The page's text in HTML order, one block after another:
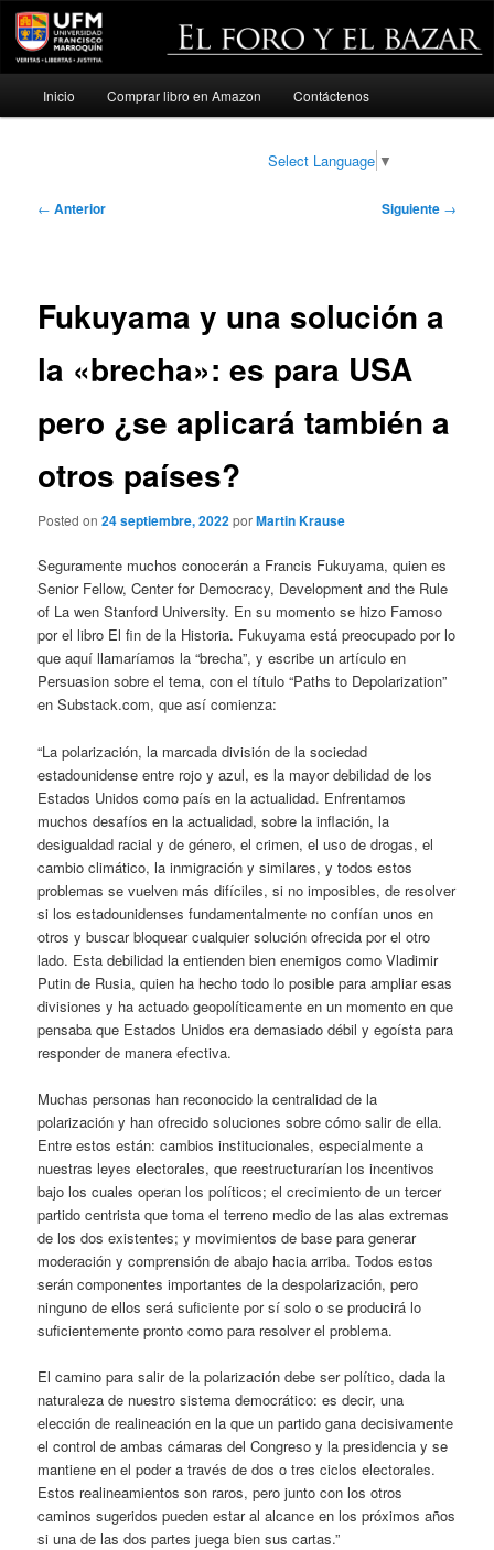
Ir
Inicio Comprar libro en Amazon Contáctenos
Select Language ▼
Navegación
← Anterior Siguiente →
Fukuyama y una solución a
la «brecha»: es para USA
pero ¿se aplicará también a
otros países?
Posted on24 septiembre, 2022porMartin Krause
Seguramente muchos conocerán a Francis Fukuyama, quien es
Senior Fellow, Center for Democracy, Development and the Rule
of La wen Stanford University. En su momento se hizo Famoso
por el libro El fin de la Historia. Fukuyama está preocupado por lo
que aquí llamaríamos la “brecha”, y escribe un artículo en
Persuasion sobre el tema, con el título “Paths to Depolarization”
en Substack.com, que así comienza:
“La polarización, la marcada división de la sociedad
estadounidense entre rojo y azul, es la mayor debilidad de los
Estados Unidos como país en la actualidad. Enfrentamos
muchos desafíos en la actualidad, sobre la inflación, la
desigualdad racial y de género, el crimen, el uso de drogas, el
cambio climático, la inmigración y similares, y todos estos
problemas se vuelven más difíciles, si no imposibles, de resolver
si los estadounidenses fundamentalmente no confían unos en
otros y buscar bloquear cualquier solución ofrecida por el otro
lado. Esta debilidad la entienden bien enemigos como Vladimir
Putin de Rusia, quien ha hecho todo lo posible para ampliar esas
divisiones y ha actuado geopolíticamente en un momento en que
pensaba que Estados Unidos era demasiado débil y egoísta para
responder de manera efectiva.
Muchas personas han reconocido la centralidad de la
polarización y han ofrecido soluciones sobre cómo salir de ella.
Entre estos están: cambios institucionales, especialmente a
nuestras leyes electorales, que reestructurarían los incentivos
bajo los cuales operan los políticos; el crecimiento de un tercer
partido centrista que toma el terreno medio de las alas extremas
de los dos existentes; y movimientos de base para generar
moderación y comprensión de abajo hacia arriba. Todos estos
serán componentes importantes de la despolarización, pero
ninguno de ellos será suficiente por sí solo o se producirá lo
suficientemente pronto como para resolver el problema.
El camino para salir de la polarización debe ser político, dada la
naturaleza de nuestro sistema democrático: es decir, una
elección de realineación en la que un partido gana decisivamente
el control de ambas cámaras del Congreso y la presidencia y se
mantiene en el poder a través de dos o tres ciclos electorales.
Estos realineamientos son raros, pero junto con los otros
caminos sugeridos pueden estar al alcance en los próximos años
si una de las dos partes juega bien sus cartas.”